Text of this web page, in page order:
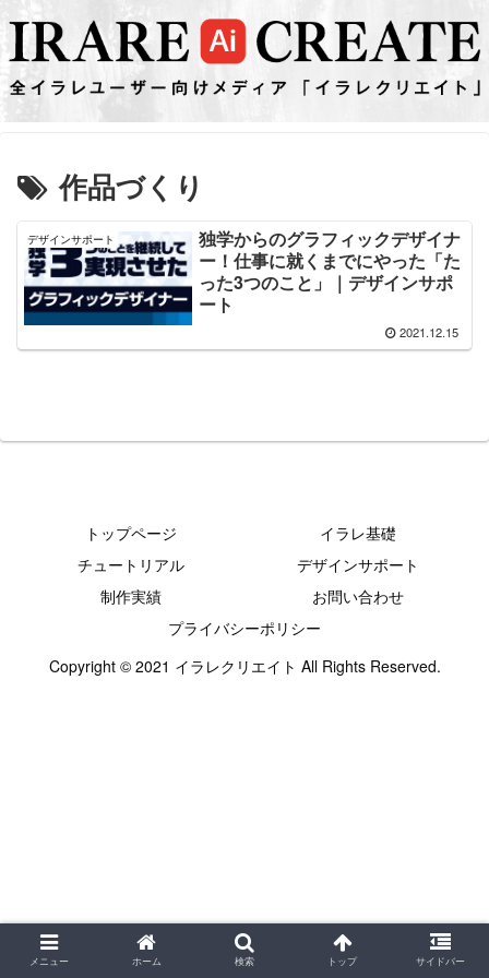
作品づくり
デザインサポート
独学からのグラフィックデザイナ
ー！仕事に就くまでにやった「た
った3つのこと」｜デザインサポ
ート
2021.12.15
トップページ
イラレ基礎
チュートリアル
デザインサポート
制作実績
お問い合わせ
プライバシーポリシー
Copyright © 2021 イラレクリエイト All Rights Reserved.
メニュー ホーム 検索 トップ サイドバー